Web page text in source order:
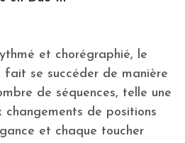
plantes
chaudes
enceinte
et chorégraphié, le
se succéder de manière
de séquences, telle une
changements de positions
et chaque toucher